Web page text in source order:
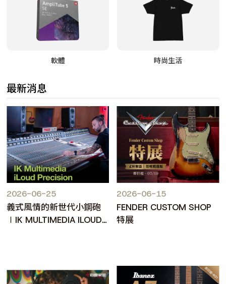
軟體 時尚生活
最新消息
2026-06-25
義式風情的新世代小鋼砲
∣IK MULTIMEDIA ILOUD
2026-06-15
FENDER CUSTOM SHOP
特展